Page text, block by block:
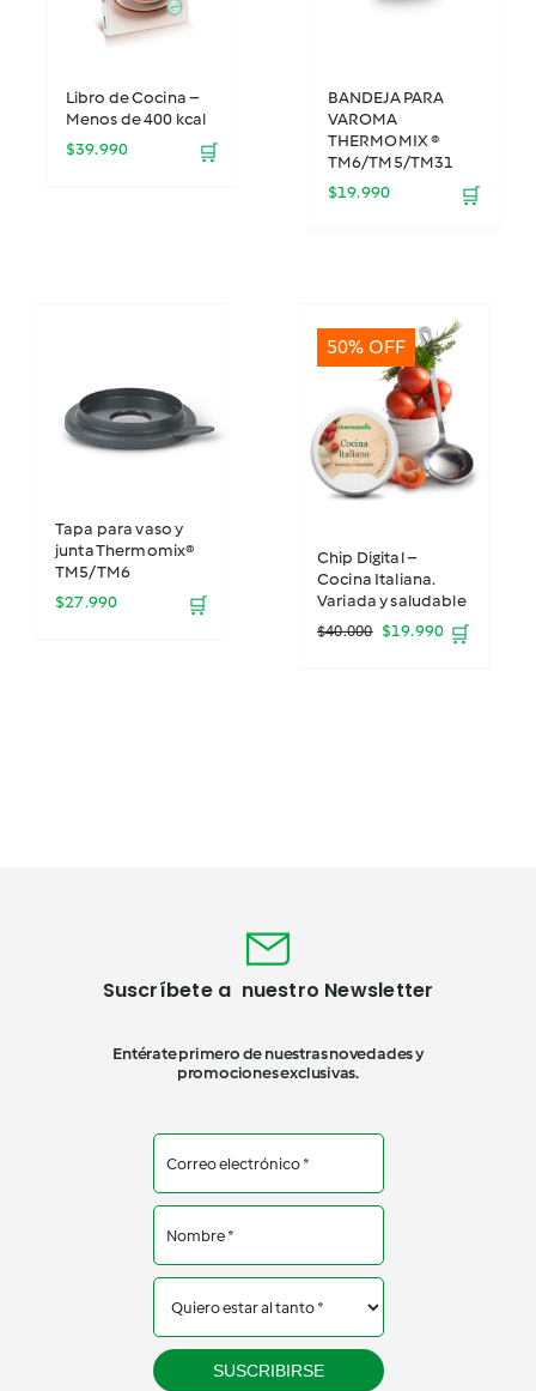
Libro de Cocina –
Menos de 400 kcal
$39.990 🛒
BANDEJA PARA
VAROMA
THERMOMIX ®
TM6/TM5/TM31
$19.990 🛒
Tapa para vaso y
junta Thermomix®
TM5/TM6
$27.990 🛒
50% OFF
Chip Digital –
Cocina Italiana.
Variada y saludable
$40.000 El
$19.990El🛒
Suscríbete a nuestro Newsletter
Entérate primero de nuestras novedades y
promociones exclusivas.
SUSCRIBIRSE